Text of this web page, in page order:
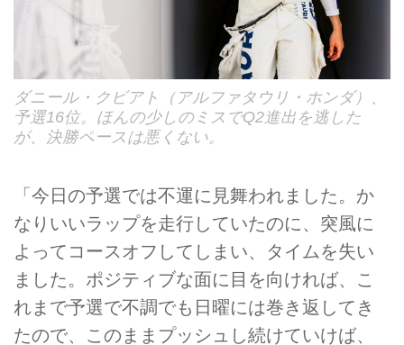
ダニール・クビアト（アルファタウリ・ホンダ）、
予選16位。ほんの少しのミスでQ2進出を逃した
が、決勝ペースは悪くない。
「今日の予選では不運に見舞われました。か
なりいいラップを走行していたのに、突風に
よってコースオフしてしまい、タイムを失い
ました。ポジティブな面に目を向ければ、こ
れまで予選で不調でも日曜には巻き返してき
たので、このままプッシュし続けていけば、